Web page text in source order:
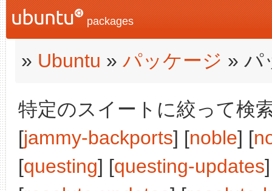
packages
» Ubuntu » パッケージ » パ
特定のスイートに絞って検
[jammy-backports] [noble] [
[questing] [questing-updates